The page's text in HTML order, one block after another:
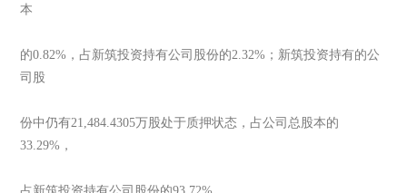
本
的0.82%，占新筑投资持有公司股份的2.32%；新筑投资持有的公
司股
份中仍有21,484.4305万股处于质押状态，占公司总股本的
33.29%，